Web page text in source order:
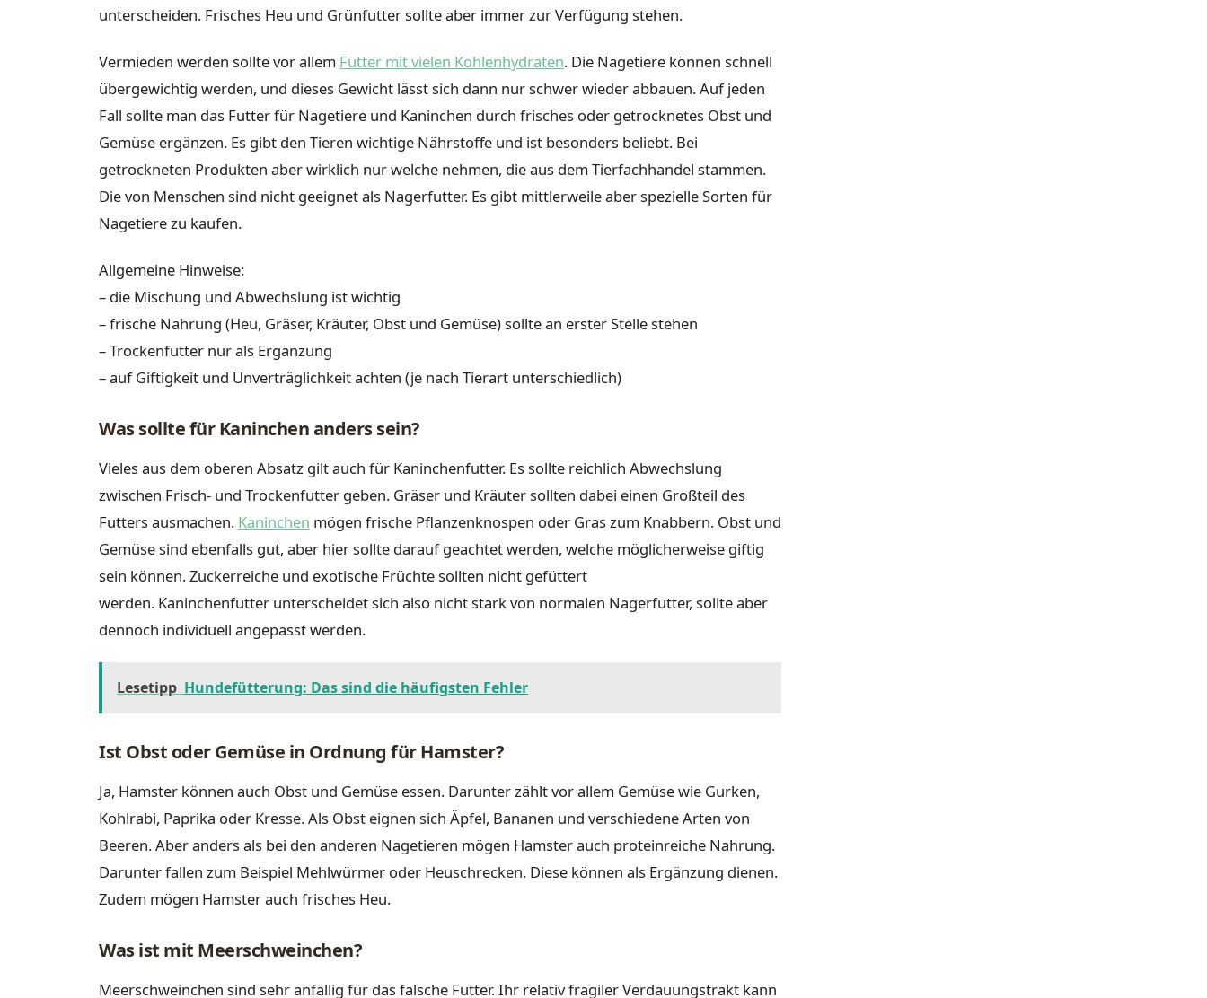
unterscheiden. Frisches Heu und Grünfutter sollte aber immer zur Verfügung stehen.
Vermieden werden sollte vor allem Futter mit vielen Kohlenhydraten. Die Nagetiere können schnell
übergewichtig werden, und dieses Gewicht lässt sich dann nur schwer wieder abbauen. Auf jeden
Fall sollte man das Futter für Nagetiere und Kaninchen durch frisches oder getrocknetes Obst und
Gemüse ergänzen. Es gibt den Tieren wichtige Nährstoffe und ist besonders beliebt. Bei
getrockneten Produkten aber wirklich nur welche nehmen, die aus dem Tierfachhandel stammen.
Die von Menschen sind nicht geeignet als Nagerfutter. Es gibt mittlerweile aber spezielle Sorten für
Nagetiere zu kaufen.
Allgemeine Hinweise:
– die Mischung und Abwechslung ist wichtig
– frische Nahrung (Heu, Gräser, Kräuter, Obst und Gemüse) sollte an erster Stelle stehen
– Trockenfutter nur als Ergänzung
– auf Giftigkeit und Unverträglichkeit achten (je nach Tierart unterschiedlich)
Was sollte für Kaninchen anders sein?
Vieles aus dem oberen Absatz gilt auch für Kaninchenfutter. Es sollte reichlich Abwechslung
zwischen Frisch- und Trockenfutter geben. Gräser und Kräuter sollten dabei einen Großteil des
Futters ausmachen. Kaninchen mögen frische Pflanzenknospen oder Gras zum Knabbern. Obst und
Gemüse sind ebenfalls gut, aber hier sollte darauf geachtet werden, welche möglicherweise giftig
sein können. Zuckerreiche und exotische Früchte sollten nicht gefüttert
werden. Kaninchenfutter unterscheidet sich also nicht stark von normalen Nagerfutter, sollte aber
dennoch individuell angepasst werden.
Lesetipp Hundefütterung: Das sind die häufigsten Fehler
Ist Obst oder Gemüse in Ordnung für Hamster?
Ja, Hamster können auch Obst und Gemüse essen. Darunter zählt vor allem Gemüse wie Gurken,
Kohlrabi, Paprika oder Kresse. Als Obst eignen sich Äpfel, Bananen und verschiedene Arten von
Beeren. Aber anders als bei den anderen Nagetieren mögen Hamster auch proteinreiche Nahrung.
Darunter fallen zum Beispiel Mehlwürmer oder Heuschrecken. Diese können als Ergänzung dienen.
Zudem mögen Hamster auch frisches Heu.
Was ist mit Meerschweinchen?
Meerschweinchen sind sehr anfällig für das falsche Futter. Ihr relativ fragiler Verdauungstrakt kann